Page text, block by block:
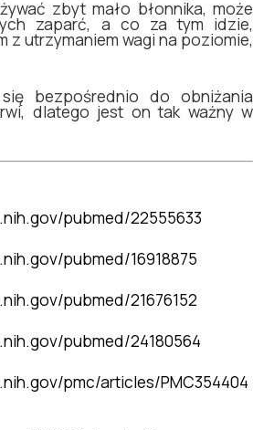
zbyt mało błonnika, może
zaparć, a co za tym idzie,
z utrzymaniem wagi na poziomie,
się bezpośrednio do obniżania
dlatego jest on tak ważny w
pubmed/22555633
pubmed/16918875
pubmed/21676152
pubmed/24180564
pmc/articles/PMC354404